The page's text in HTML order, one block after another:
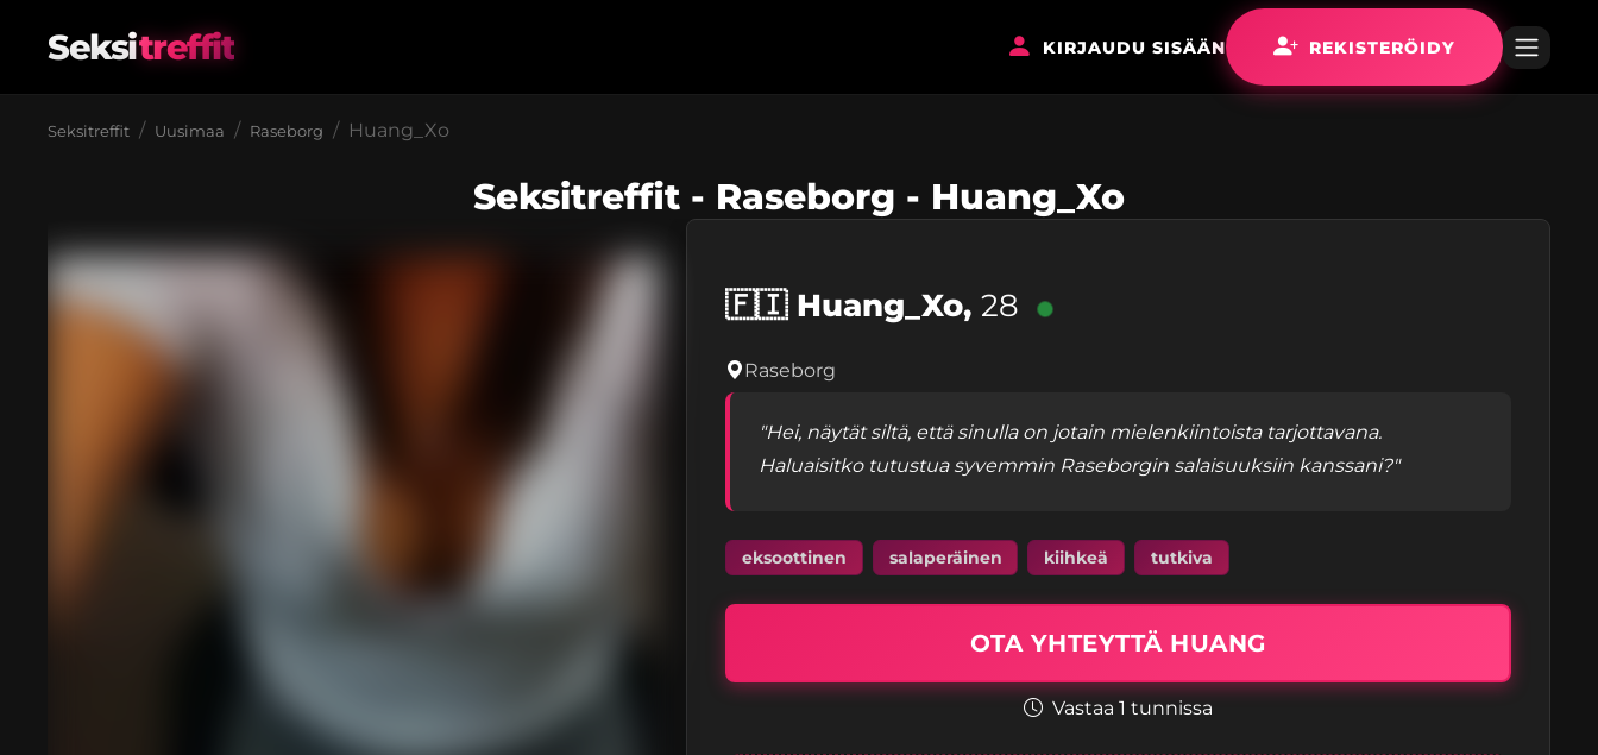
Seksitreffit KIRJAUDU SISÄÄN REKISTERÖIDY
Seksitreffit Uusimaa Raseborg Huang_Xo
Seksitreffit - Raseborg - Huang_Xo
🇫🇮Huang_Xo, 28
Raseborg
"Hei, näytät siltä, että sinulla on jotain mielenkiintoista tarjottavana.
Haluaisitko tutustua syvemmin Raseborgin salaisuuksiin kanssani?"
eksoottinen salaperäinen kiihkeä tutkiva
OTA YHTEYTTÄ HUANG
Vastaa 1 tunnissa